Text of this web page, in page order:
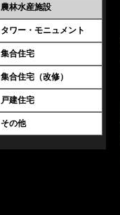
農林水産施設
タワー・モニュメント
集合住宅
集合住宅（改修）
戸建住宅
その他